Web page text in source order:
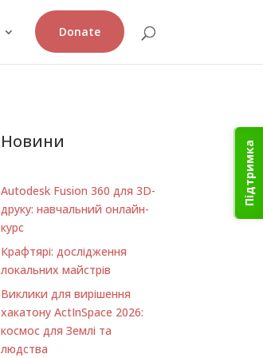
Підтримка
Donate
Новини
Autodesk Fusion 360 для 3D-
друку: навчальний онлайн-
курс
Крафтярі: дослідження
локальних майстрів
Виклики для вирішення
хакатону ActInSpace 2026:
космос для Землі та
людства